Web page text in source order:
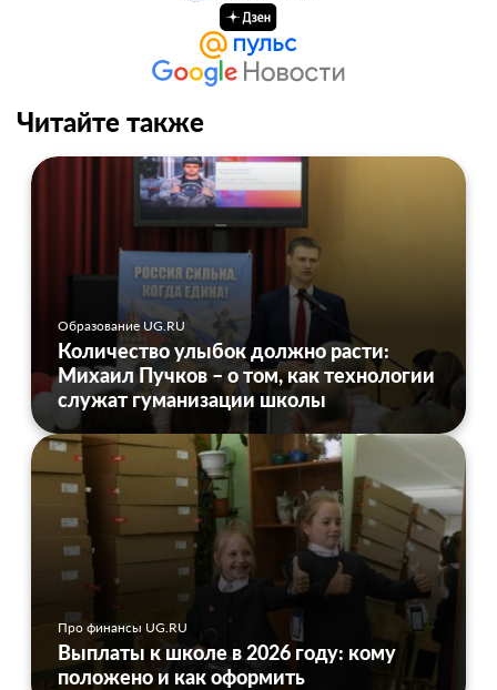
Читайте также
Образование UG.RU
Количество улыбок должно расти:
Михаил Пучков – о том, как технологии
служат гуманизации школы
Про финансы UG.RU
Выплаты к школе в 2026 году: кому
положено и как оформить